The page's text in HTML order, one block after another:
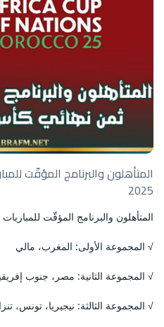
المتأهلون والبرنامج المؤقّت
2025
المتأهلون والبرنامج المؤقّت للمباريات
√ المجموعة الأولى: المغرب، مالي
√ المجموعة الثانية: مصر، جنوب
√ المجموعة الثالثة: نيجيريا، تونس،